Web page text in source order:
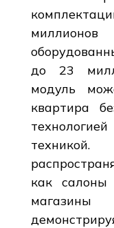
до 23
модуль
квартира
как салоны
магазины